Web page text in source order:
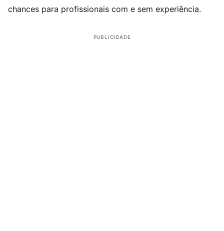
chances para profissionais com e sem experiência.
PUBLICIDADE